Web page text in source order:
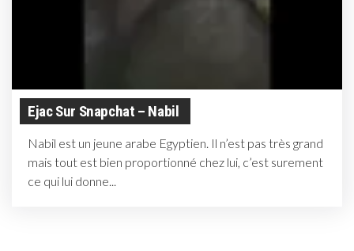
Ejac Sur Snapchat – Nabil
Nabil est un jeune arabe Egyptien. Il n’est pas très grand
mais tout est bien proportionné chez lui, c’est surement
ce qui lui donne...